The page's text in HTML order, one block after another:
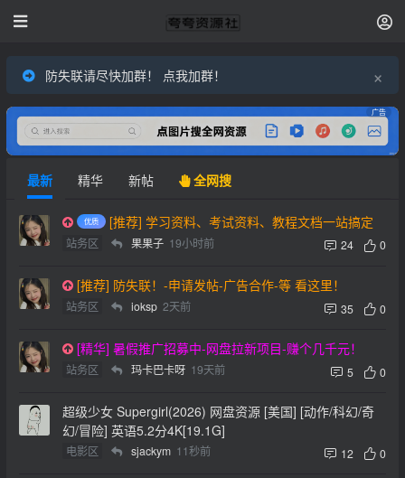
防失联请尽快加群！ 点我加群！ ×
广告
最新 精华 新帖 全网搜
[推荐] 学习资料、考试资料、教程文档一站搞定
站务区 果果子 19小时前 24 0
[推荐] 防失联！-申请发帖-广告合作-等 看这里！
站务区 ioksp 2天前 35 0
[精华] 暑假推广招募中-网盘拉新项目-赚个几千元！
站务区 玛卡巴卡呀 19天前 5 0
超级少女 Supergirl(2026) 网盘资源 [美国] [动作/科幻/奇
幻/冒险] 英语5.2分4K[19.1G]
电影区 sjackym 11秒前 12 0